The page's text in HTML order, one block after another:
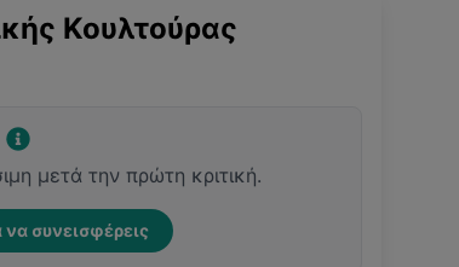
Κουλτούρας
μετά την πρώτη κριτική.
να συνεισφέρεις